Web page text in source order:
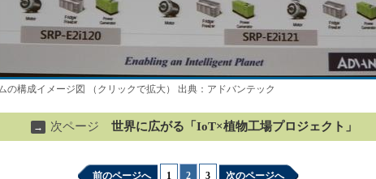
の構成イメージ図 （クリックで拡大） 出典：アドバンテック
→ 次ページ 世界に広がる「IoT×植物工場プロジェクト」
前のページへ 1 2 3 次のページへ